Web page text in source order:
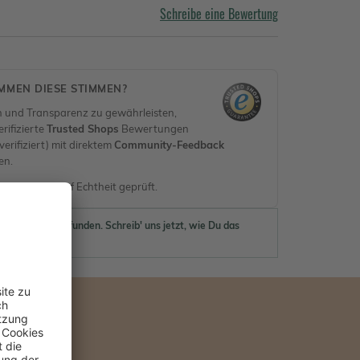
Schreibe eine Bewertung
DIESE STIMMEN?
und Transparenz zu gewährleisten,
Trusted Shops Bewertungen
mit direktem Community-Feedback
werden auf Echtheit geprüft.
gefunden. Schreib' uns jetzt, wie Du das